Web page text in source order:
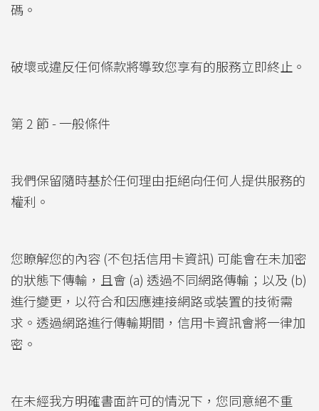
碼。
破壞或違反任何條款將導致您享有的服務立即終止。
第 2 節 - 一般條件
我們保留隨時基於任何理由拒絕向任何人提供服務的
權利。
您瞭解您的內容 (不包括信用卡資訊) 可能會在未加密
的狀態下傳輸，且會 (a) 透過不同網路傳輸；以及 (b)
進行變更，以符合和因應連接網路或裝置的技術需
求。透過網路進行傳輸期間，信用卡資訊會將一律加
密。
在未經我方明確書面許可的情況下，您同意絕不重